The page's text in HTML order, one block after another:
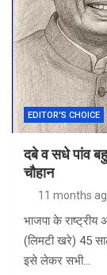
EDITOR'S CHOICE
दबे व सधे पांव
चौहान
11 months
भाजपा के
(लिमटी खरे) 45
इसे लेकर सभी…